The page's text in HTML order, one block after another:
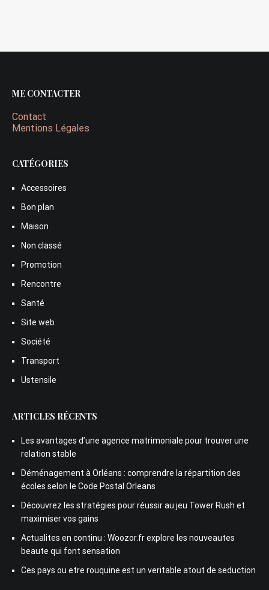
ME CONTACTER
Contact
Mentions Légales
CATÉGORIES
Accessoires
Bon plan
Maison
Non classé
Promotion
Rencontre
Santé
Site web
Société
Transport
Ustensile
ARTICLES RÉCENTS
Les avantages d’une agence matrimoniale pour trouver une
relation stable
Déménagement à Orléans : comprendre la répartition des
écoles selon le Code Postal Orleans
Découvrez les stratégies pour réussir au jeu Tower Rush et
maximiser vos gains
Actualites en continu : Woozor.fr explore les nouveautes
beaute qui font sensation
Ces pays ou etre rouquine est un veritable atout de seduction